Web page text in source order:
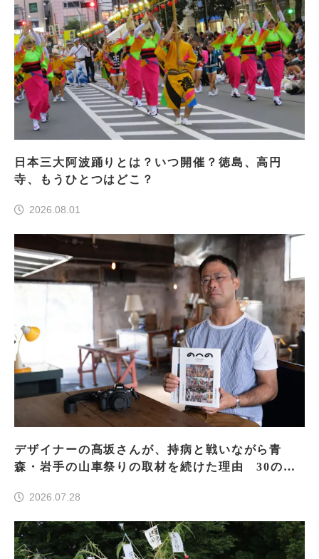
日本三大阿波踊りとは？いつ開催？徳島、高円
寺、もうひとつはどこ？
2026.08.01
デザイナーの髙坂さんが、持病と戦いながら青
森・岩手の山車祭りの取材を続けた理由 30の山
2026.07.28